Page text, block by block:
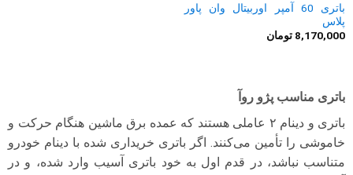
باتری 60 آمپر اوربیتال وان پاور
پلاس
8,170,000 تومان
باتری مناسب پژو روآ
باتری و دینام ۲ عاملی هستند که عمده برق ماشین هنگام حرکت و
خاموشی را تأمین می‌کنند. اگر باتری خریداری شده با دینام خودرو
متناسب نباشد، در قدم اول به خود باتری آسیب وارد شده، و در